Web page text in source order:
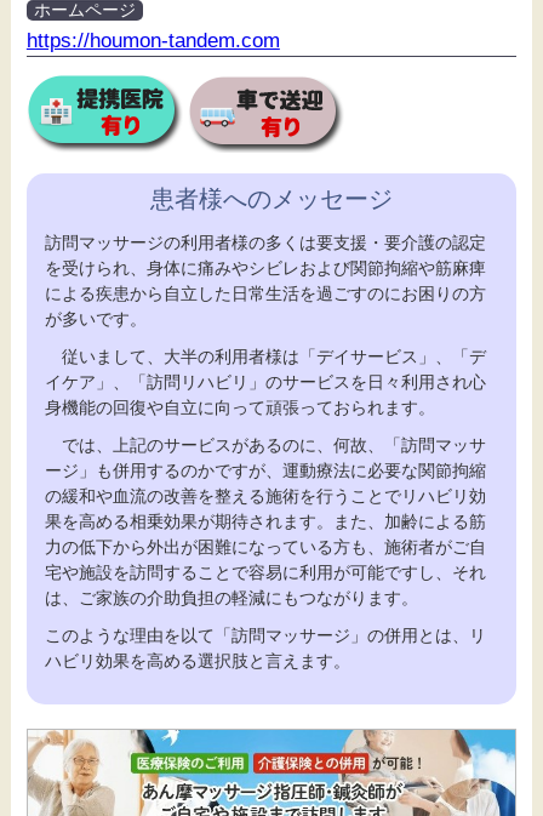
ホームページ
https://houmon-tandem.com
患者様へのメッセージ
訪問マッサージの利用者様の多くは要支援・要介護の認定
を受けられ、身体に痛みやシビレおよび関節拘縮や筋麻痺
による疾患から自立した日常生活を過ごすのにお困りの方
が多いです。
従いまして、大半の利用者様は「デイサービス」、「デ
イケア」、「訪問リハビリ」のサービスを日々利用され心
身機能の回復や自立に向って頑張っておられます。
では、上記のサービスがあるのに、何故、「訪問マッサ
ージ」も併用するのかですが、運動療法に必要な関節拘縮
の緩和や血流の改善を整える施術を行うことでリハビリ効
果を高める相乗効果が期待されます。また、加齢による筋
力の低下から外出が困難になっている方も、施術者がご自
宅や施設を訪問することで容易に利用が可能ですし、それ
は、ご家族の介助負担の軽減にもつながります。
このような理由を以て「訪問マッサージ」の併用とは、リ
ハビリ効果を高める選択肢と言えます。